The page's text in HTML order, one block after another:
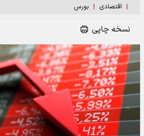
| اقتصادی | بورس
نسخه چاپی